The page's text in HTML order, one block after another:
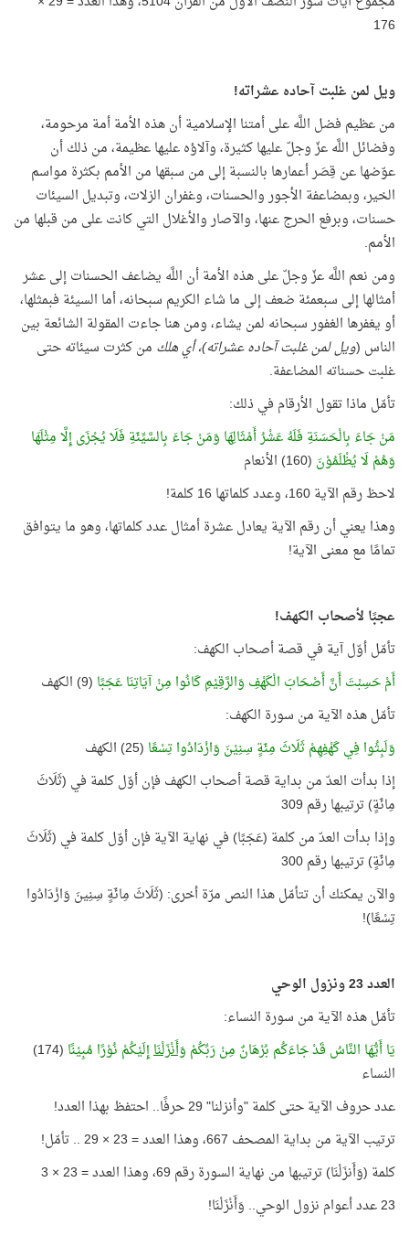
176
ويل لمن غلبت آحاده عشراته!
من عظيم فضل اللَّه على أمتنا الإسلامية أن هذه الأمة أمة مرحومة،
وفضائل اللَّه عزّ وجلّ عليها كثيرة، وآلاؤه عليها عظيمة، من ذلك أن
عوّضها عن قِصَر أعمارها بالنسبة إلى من سبقها من الأمم بكثرة مواسم
الخير، وبمضاعفة الأجور والحسنات، وغفران الزلات، وتبديل السيئات
حسنات، وبرفع الحرج عنها، والآصار والأغلال التي كانت على من قبلها من
الأمم.
ومن نعم اللَّه عزّ وجلّ على هذه الأمة أن اللَّه يضاعف الحسنات إلى عشر
أمثالها إلى سبعمئة ضعف إلى ما شاء الكريم سبحانه، أما السيئة فبمثلها،
أو يغفرها الغفور سبحانه لمن يشاء، ومن هنا جاءت المقولة الشائعة بين
الناس (ويل لمن غلبت آحاده عشراته)، أي هلك من كثرت سيئاته حتى
غلبت حسناته المضاعفة.
تأمّل ماذا تقول الأرقام في ذلك:
مَنْ جَاءَ بِالْحَسَنَةِ فَلَهُ عَشْرُ أَمْثَالِهَا وَمَنْ جَاءَ بِالسَّيِّئَةِ فَلَا يُجْزَى إِلَّا مِثْلَهَا
وَهُمْ لَا يُظْلَمُوْنَ (160) الأنعام
لاحظ رقم الآية 160، وعدد كلماتها 16 كلمة!
وهذا يعني أن رقم الآية يعادل عشرة أمثال عدد كلماتها، وهو ما يتوافق
تمامًا مع معنى الآية!
عجبًا لأصحاب الكهف!
تأمّل أوّل آية في قصة أصحاب الكهف:
أَمْ حَسِبْتَ أَنَّ أَصْحَابَ الْكَهْفِ وَالرَّقِيْمِ كَانُوا مِنْ آيَاتِنَا عَجَبًا (9) الكهف
تأمّل هذه الآية من سورة الكهف:
وَلَبِثُوا فِي كَهْفِهِمْ ثَلَاثَ مِئَةٍ سِنِيْنَ وَازْدَادُوا تِسْعًا (25) الكهف
إذا بدأت العدّ من بداية قصة أصحاب الكهف فإن أوّل كلمة في (ثَلَاثَ
مِائَةٍ) ترتيبها رقم 309
وإذا بدأت العدّ من كلمة (عَجَبًا) في نهاية الآية فإن أوّل كلمة في (ثَلَاثَ
مِائَةٍ) ترتيبها رقم 300
والآن يمكنك أن تتأمّل هذا النص مرّة أخرى: (ثَلَاثَ مِائَةٍ سِنِينَ وَازْدَادُوا
تِسْعًا)!
العدد 23 ونزول الوحي
تأمّل هذه الآية من سورة النساء:
يَا أَيُّهَا النَّاسُ قَدْ جَاءَكُم بُرْهَانٌ مِنْ رَبِّكُمْ وَأَنْزَلْنَاإِلَيْكُمْ نُوْرًا مُبِيْنًا
(174)
النساء
عدد حروف الآية حتى كلمة "وأنزلنا" 29 حرفًا.. احتفظ بهذا العدد!
ترتيب الآية من بداية المصحف 667، وهذا العدد = 23 × 29 .. تأمّل!
كلمة (وَأَنزَلْنَا) ترتيبها من نهاية السورة رقم 69، وهذا العدد = 23 × 3
23 عدد أعوام نزول الوحي.. وَأَنْزَلْنَا!